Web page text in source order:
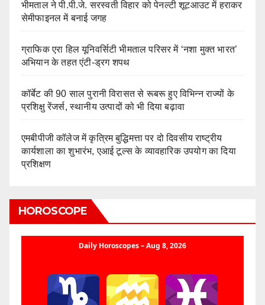
भीमताल ने पी.पी.जे. सरस्वती विहार को पेनल्टी शूटआउट में हराकर
सेमीफाइनल में बनाई जगह
ग्राफिक एरा हिल यूनिवर्सिटी भीमताल परिसर में ‘नशा मुक्त भारत’
अभियान के तहत एंटी-ड्रग शपथ
कॉर्बेट की 90 साल पुरानी विरासत से रूबरू हुए विभिन्न राज्यों के
प्रशिक्षु रेंजर्स, स्थानीय उत्पादों को भी दिया बढ़ावा
एमबीपीजी कॉलेज में कृत्रिम बुद्धिमत्ता पर दो दिवसीय राष्ट्रीय
कार्यशाला का शुभारंभ, एआई टूल्स के व्यावहारिक उपयोग का दिया
प्रशिक्षण
HOROSCOPE